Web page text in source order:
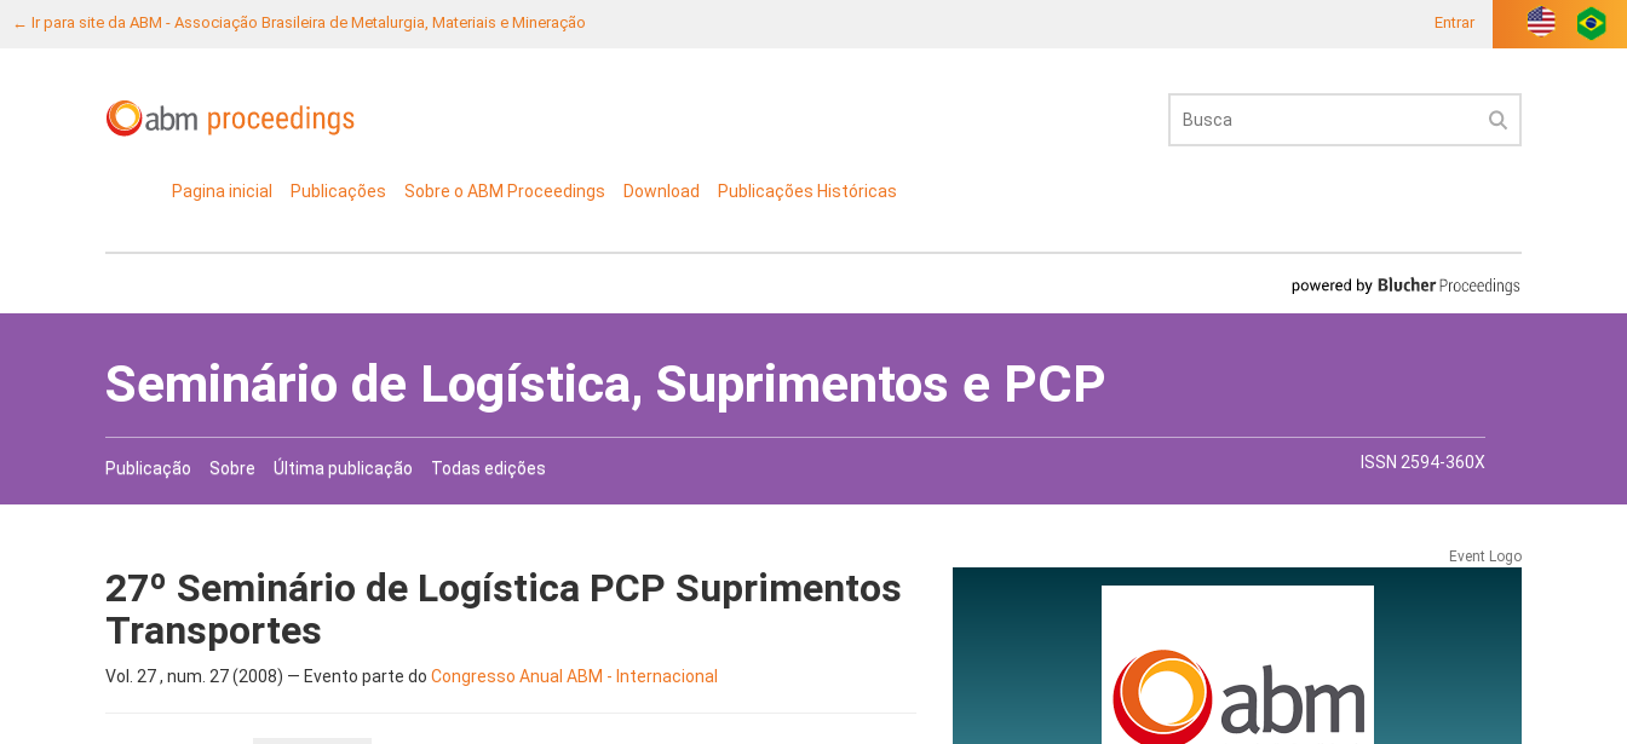
← Ir para site da ABM - Associação Brasileira de Metalurgia, Materiais e Mineração Entrar
Pagina inicial Publicações Sobre o ABM Proceedings Download Publicações Históricas
Seminário de Logística, Suprimentos e PCP
Publicação Sobre Última publicação Todas edições ISSN 2594-360X
27º Seminário de Logística PCP Suprimentos
Transportes
Vol. 27 , num. 27 (2008) — Evento parte do Congresso Anual ABM - Internacional
Event Logo